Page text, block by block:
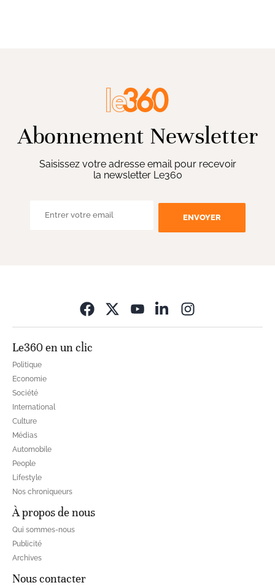
Abonnement Newsletter
Saisissez votre adresse email pour recevoir
la newsletter Le360
ENVOYER
Le360 en un clic
Politique
Economie
Société
International
Culture
Médias
Automobile
People
Lifestyle
Nos chroniqueurs
À propos de nous
Qui sommes-nous
Publicité
Archives
Nous contacter